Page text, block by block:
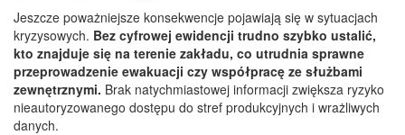
Jeszcze poważniejsze konsekwencje pojawiają się w sytuacjach
kryzysowych. Bez cyfrowej ewidencji trudno szybko ustalić,
kto znajduje się na terenie zakładu, co utrudnia sprawne
przeprowadzenie ewakuacji czy współpracę ze służbami
zewnętrznymi. Brak natychmiastowej informacji zwiększa ryzyko
nieautoryzowanego dostępu do stref produkcyjnych i wrażliwych
danych.